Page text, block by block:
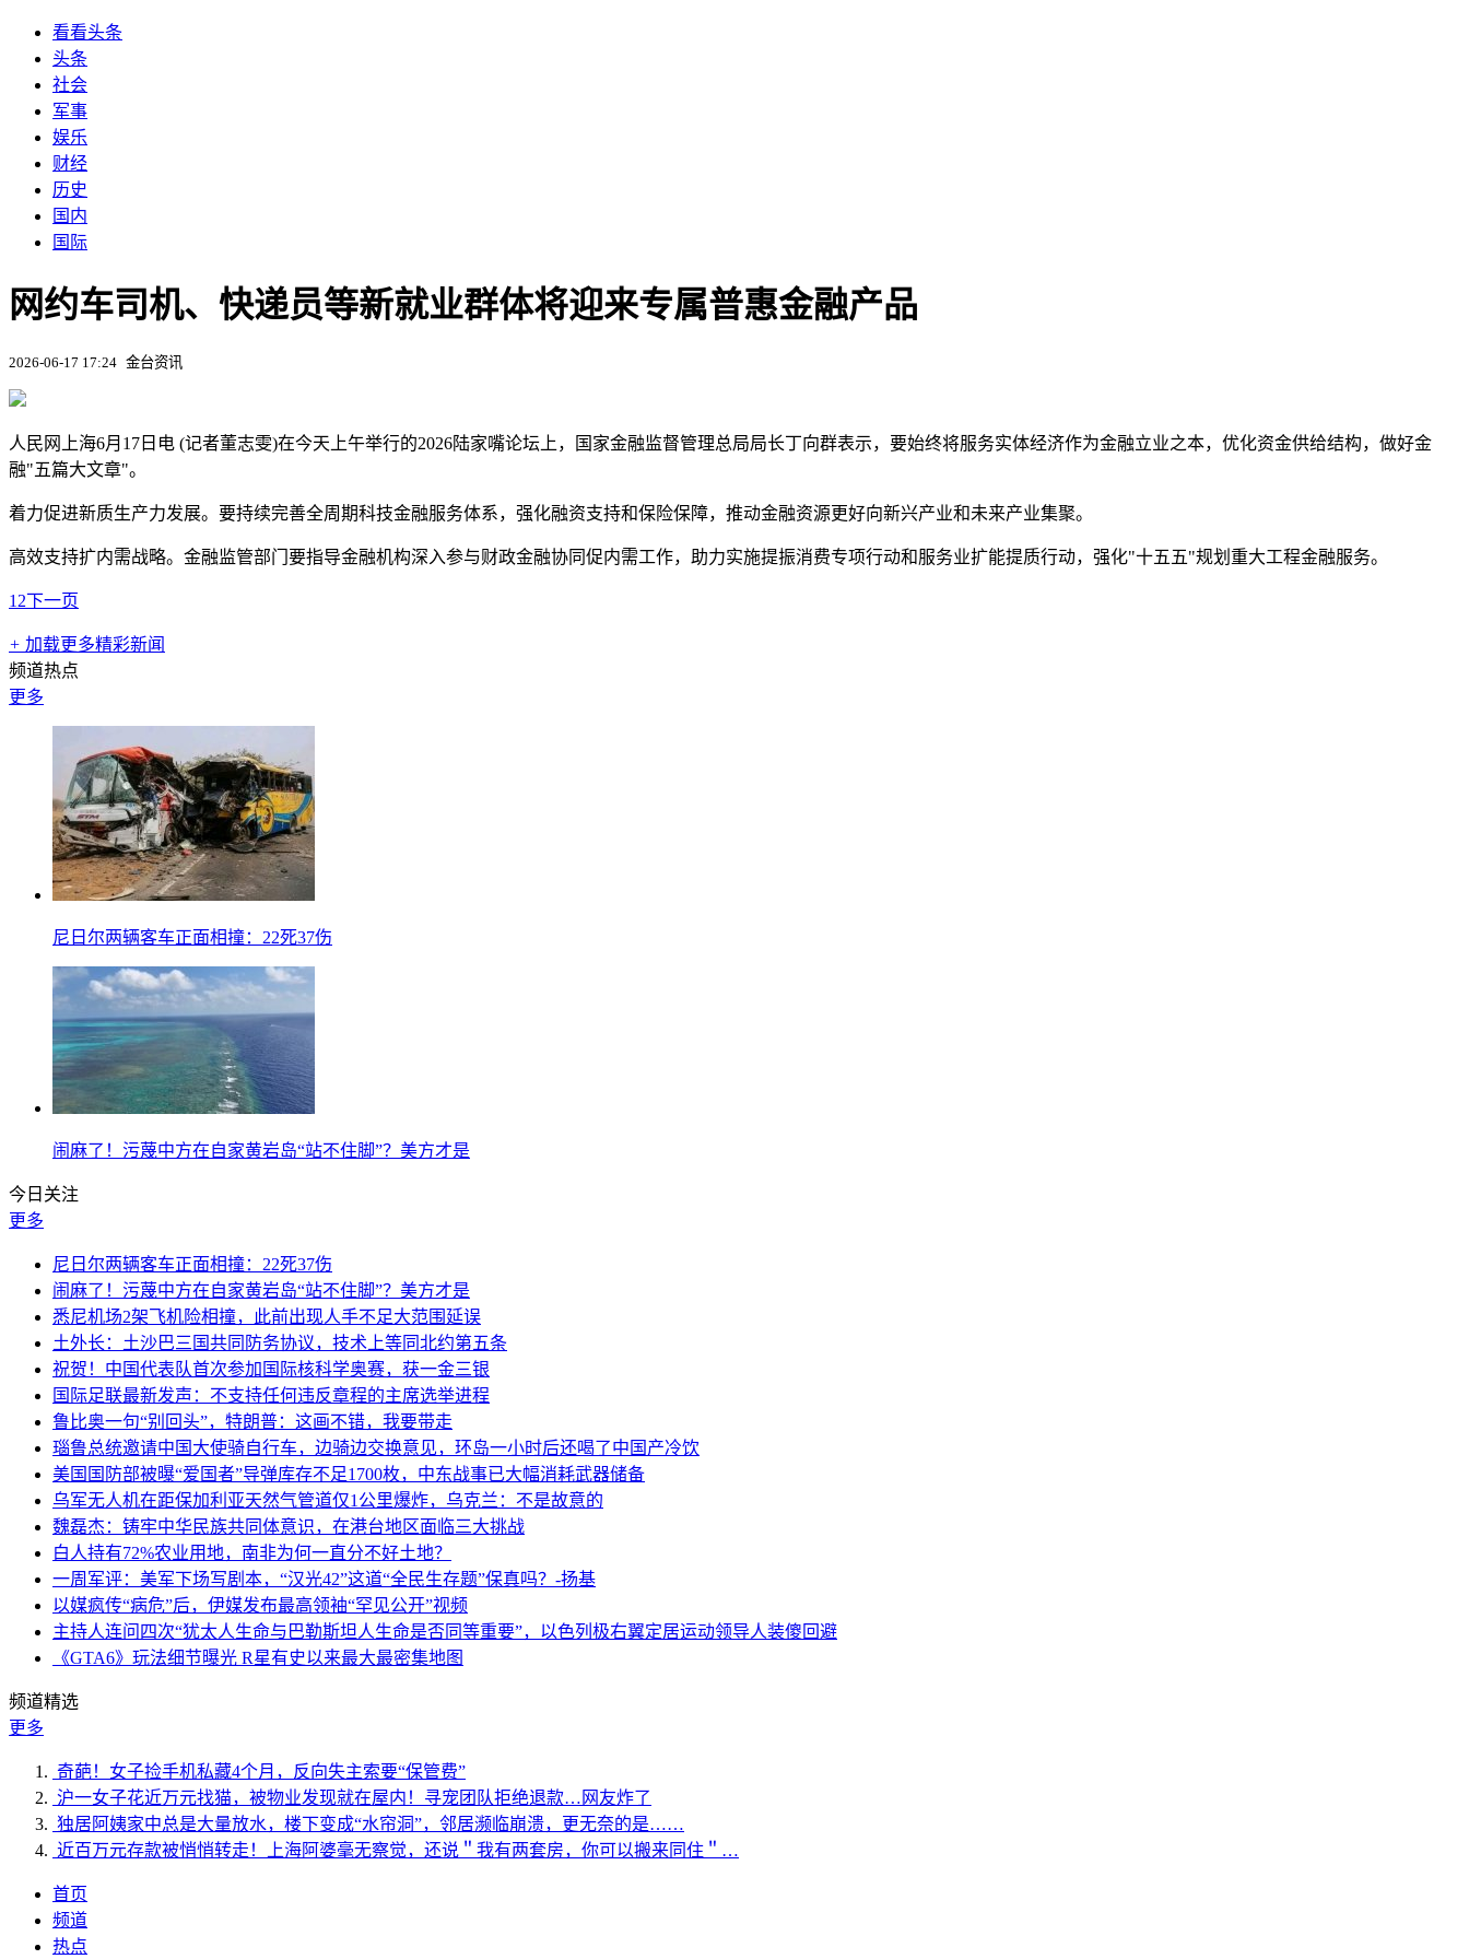
看看头条
头条
社会
军事
娱乐
财经
历史
国内
国际
网约车司机‌、快递员‌等新就业群体将迎来专属普惠金融产品
2026-06-17 17:24 金台资讯
人民网上海6月17日电 (记者董志雯)在今天上午举行的2026陆家嘴论坛上，国家金融监督管理总局局长丁向群表示，要始终将服务实体经济作为金融立业之本，优化资金供给结构，做好金
融"五篇大文章"。
着力促进新质生产力发展。要持续完善全周期科技金融服务体系，强化融资支持和保险保障，推动金融资源更好向新兴产业和未来产业集聚。
高效支持扩内需战略。金融监管部门要指导金融机构深入参与财政金融协同促内需工作，助力实施提振消费专项行动和服务业扩能提质行动，强化"十五五"规划重大工程金融服务。
1 2下一页
+ 加载更多精彩新闻
频道热点
更多
尼日尔两辆客车正面相撞：22死37伤
闹麻了！污蔑中方在自家黄岩岛“站不住脚”？美方才是
今日关注
更多
尼日尔两辆客车正面相撞：22死37伤
闹麻了！污蔑中方在自家黄岩岛“站不住脚”？美方才是
悉尼机场2架飞机险相撞，此前出现人手不足大范围延误
土外长：土沙巴三国共同防务协议，技术上等同北约第五条
祝贺！中国代表队首次参加国际核科学奥赛，获一金三银
国际足联最新发声：不支持任何违反章程的主席选举进程
鲁比奥一句“别回头”，特朗普：这画不错，我要带走
瑙鲁总统邀请中国大使骑自行车，边骑边交换意见，环岛一小时后还喝了中国产冷饮
美国国防部被曝“爱国者”导弹库存不足1700枚，中东战事已大幅消耗武器储备
乌军无人机在距保加利亚天然气管道仅1公里爆炸，乌克兰：不是故意的
魏磊杰：铸牢中华民族共同体意识，在港台地区面临三大挑战
白人持有72%农业用地，南非为何一直分不好土地？
一周军评：美军下场写剧本，“汉光42”这道“全民生存题”保真吗？-扬基
以媒疯传“病危”后，伊媒发布最高领袖“罕见公开”视频
主持人连问四次“犹太人生命与巴勒斯坦人生命是否同等重要”，以色列极右翼定居运动领导人装傻回避
《GTA6》玩法细节曝光 R星有史以来最大最密集地图
频道精选
更多
奇葩！女子捡手机私藏4个月，反向失主索要“保管费”
沪一女子花近万元找猫，被物业发现就在屋内！寻宠团队拒绝退款…网友炸了
独居阿姨家中总是大量放水，楼下变成“水帘洞”，邻居濒临崩溃，更无奈的是……
近百万元存款被悄悄转走！上海阿婆毫无察觉，还说＂我有两套房，你可以搬来同住＂…
首页
频道
热点